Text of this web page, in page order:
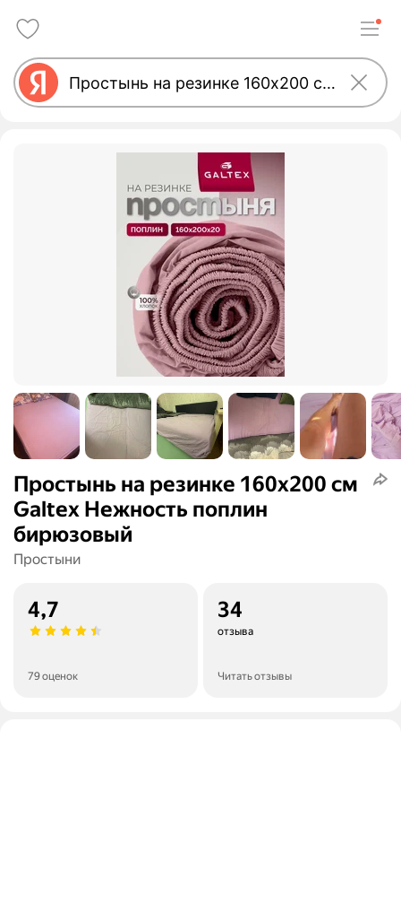
Простынь на резинке 160х200 см
Galtex Нежность поплин
бирюзовый
Простыни
4,7
79 оценок
34
отзыва
Читать отзывы